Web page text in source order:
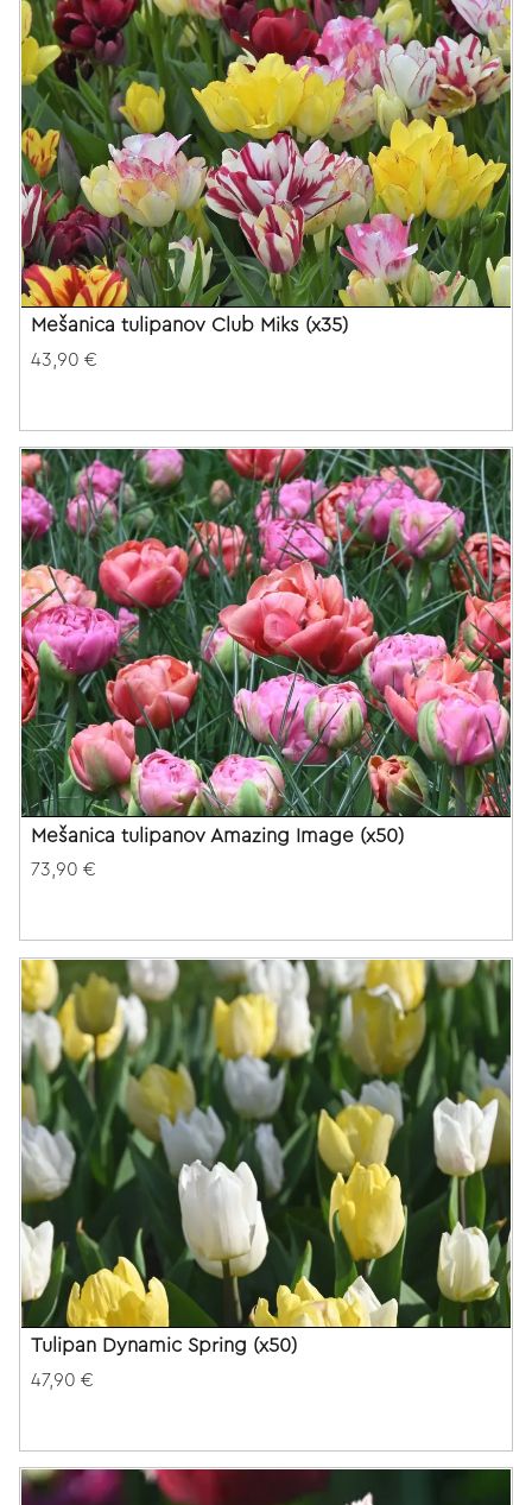
Mešanica tulipanov Club Miks (x35)
43,90 €
Mešanica tulipanov Amazing Image (x50)
73,90 €
Tulipan Dynamic Spring (x50)
47,90 €